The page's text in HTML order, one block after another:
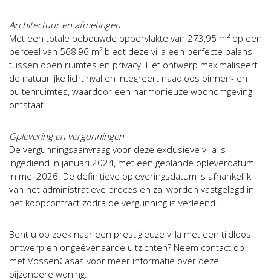
Architectuur en afmetingen
Met een totale bebouwde oppervlakte van 273,95 m² op een
perceel van 568,96 m² biedt deze villa een perfecte balans
tussen open ruimtes en privacy. Het ontwerp maximaliseert
de natuurlijke lichtinval en integreert naadloos binnen- en
buitenruimtes, waardoor een harmonieuze woonomgeving
ontstaat.
Oplevering en vergunningen
De vergunningsaanvraag voor deze exclusieve villa is
ingediend in januari 2024, met een geplande opleverdatum
in mei 2026. De definitieve opleveringsdatum is afhankelijk
van het administratieve proces en zal worden vastgelegd in
het koopcontract zodra de vergunning is verleend.
Bent u op zoek naar een prestigieuze villa met een tijdloos
ontwerp en ongeëvenaarde uitzichten? Neem contact op
met VossenCasas voor meer informatie over deze
bijzondere woning.